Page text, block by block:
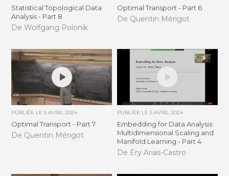
Statistical Topological Data
Analysis - Part 8
De Wolfgang Polonik
Optimal Transport - Part 6
De Quentin Mérigot
PUBLIÉE LE5 AVRIL 2024
Optimal Transport - Part 7
De Quentin Mérigot
PUBLIÉE LE 5 AVRIL 2024
Embedding for Data Analysis:
Multidimensional Scaling and
Manifold Learning - Part 4
De Ery Arias-Castro